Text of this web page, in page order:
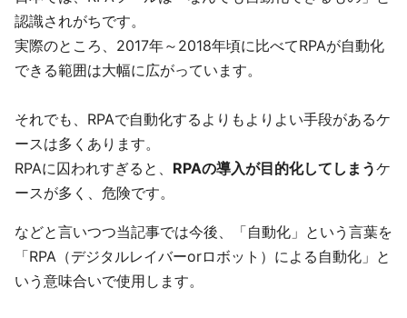
認識されがちです。
実際のところ、2017年～2018年頃に比べてRPAが自動化
できる範囲は大幅に広がっています。
それでも、RPAで自動化するよりもよりよい手段があるケ
ースは多くあります。
RPAに囚われすぎると、 RPAの導入が目的化してしまうケ
ースが多く、危険です。
などと言いつつ当記事では今後、「自動化」という言葉を
「RPA（デジタルレイバーorロボット）による自動化」と
いう意味合いで使用します。